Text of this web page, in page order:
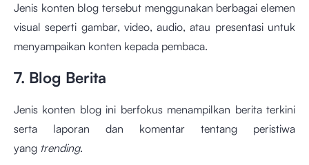
Jenis konten blog tersebut menggunakan berbagai elemen
visual seperti gambar, video, audio, atau presentasi untuk
menyampaikan konten kepada pembaca.
7. Blog Berita
Jenis konten blog ini berfokus menampilkan berita terkini
serta laporan dan komentar tentang peristiwa
yang trending.